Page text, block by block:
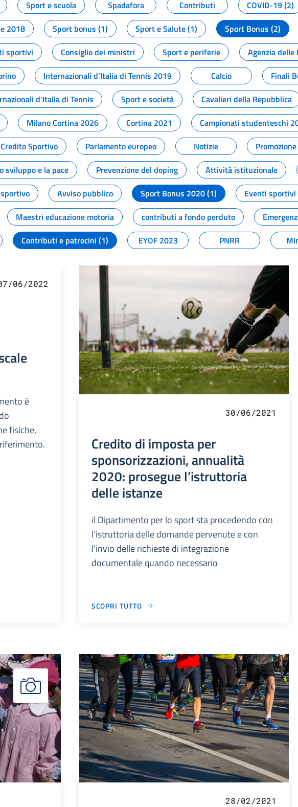
Sport e scuola Spadafora Contributi COVID-19 (2)
2018 Sport bonus (1) Sport e Salute (1) Sport Bonus (2)
sportivi
Consiglio dei ministri Sport e periferie Agenzia delle
Internazionali d'Italia di Tennis 2019 Calcio Finali
d'Italia di Tennis Sport e società Cavalieri della Repubblica
Milano Cortina 2026 Cortina 2021 Campionati studenteschi
Sportivo Parlamento europeo Notizie
sviluppo e la pace
Prevenzione del doping Attività istituzionale
Avviso pubblico Sport Bonus 2020 (1) Eventi sportivi
Maestri educazione motoria contributi a fondo perduto
Contributi e patrocini (1) EYOF 2023 PNRR
06/2022
è
fisiche,
30/06/2021
Credito di imposta per
sponsorizzazioni, annualità
2020: prosegue l’istruttoria
delle istanze
il Dipartimento per lo sport sta procedendo con
l’istruttoria delle domande pervenute e con
l’invio delle richieste di integrazione
documentale quando necessario
SCOPRI TUTTO
28/02/2021